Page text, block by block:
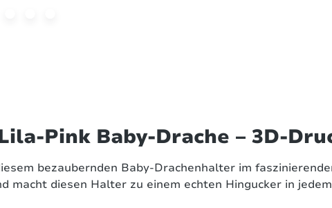
Pink Baby-Drache – 3D-
bezaubernden Baby-Drachenhalter im
diesen Halter zu einem echten Hingucker in